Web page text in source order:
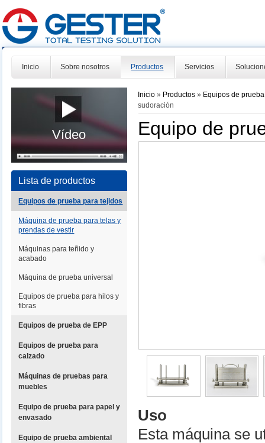
Inicio Sobre nosotros Productos Servicios
Vídeo
Lista de productos
Equipos de prueba para tejidos
Máquina de prueba para telas y
prendas de vestir
Máquinas para teñido y
acabado
Máquina de prueba universal
Equipos de prueba para hilos y
fibras
Equipos de prueba de EPP
Equipos de prueba para
calzado
Máquinas de pruebas para
muebles
Equipo de prueba para papel y
envasado
Equipo de prueba ambiental
Inicio » Productos» Equipos de
sudoración
Equipo de
Uso
Esta máquina se